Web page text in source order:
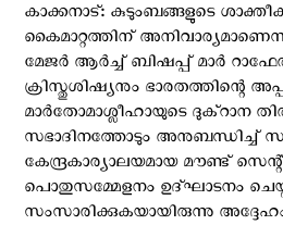
കാക്കനാട്: കുടുംബങ്ങളുടെ
കൈമാറ്റത്തിന്
മേജർ ആര്‍ച്ച് ബിഷപ്പ് മാർ
ക്രിസ്തുശിഷ്യനും ഭാരതത്തിന്റെ
മാർതോമാശ്ലീഹായുടെ ദുക്റാന
സഭാദിനത്തോടും അനുബന്ധിച്ച്
കേന്ദ്രകാര്യാലയമായ മൗണ്ട്
പൊതുസമ്മേളനം ഉദ്ഘാടനം
സംസാരിക്കുകയായിരുന്നു